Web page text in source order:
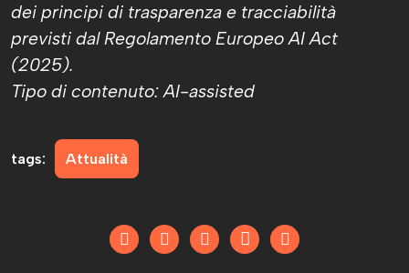
dei principi di trasparenza e tracciabilità
previsti dal Regolamento Europeo AI Act
(2025).
Tipo di contenuto: AI-assisted
tags: Attualità